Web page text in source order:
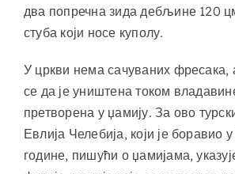
два попречна зида дебљине 120
стуба који носе куполу.
У цркви нема сачуваних фресака,
се да је уништена током
претворена у џамију. За ово
Евлија Челебија, који је боравио
године, пишући о џамијама,